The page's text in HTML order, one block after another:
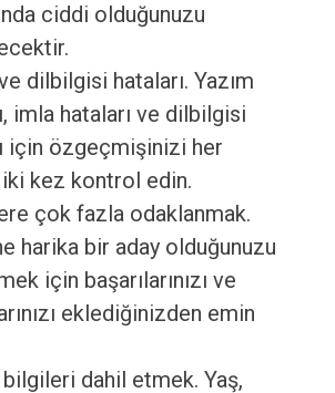
ciddi olduğunuzu
dilbilgisi hataları. Yazım
imla hataları ve dilbilgisi
için özgeçmişinizi her
kez kontrol edin.
çok fazla odaklanmak.
harika bir aday olduğunuzu
için başarılarınızı ve
eklediğinizden emin
dahil etmek. Yaş,